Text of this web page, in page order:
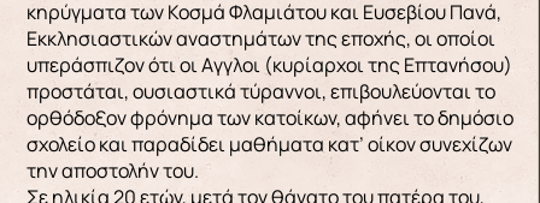
κηρύγματα των Κοσμά Φλαμιάτου και Ευσεβίου Πανά,
Εκκλησιαστικών αναστημάτων της εποχής, οι οποίοι
υπεράσπιζον ότι οι Aγγλοι (κυρίαρχοι της Επτανήσου)
προστάται, ουσιαστικά τύραννοι, επιβουλεύονται το
ορθόδοξον φρόνημα των κατοίκων, αφήνει το δημόσιο
σχολείο και παραδίδει μαθήματα κατ’ οίκον συνεχίζων
την αποστολήν του.
Σε ηλικία 20 ετών, μετά τον θάνατο του πατέρα του,